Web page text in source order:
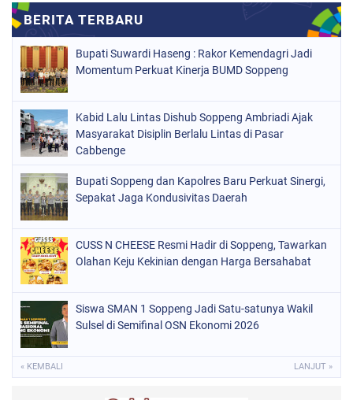
(147)
NASIONAL (1021)
ORGANISASI
PERISTIWA
POLITIK (220)
POLRI
SOPPENG (1889)
SULSEL
Bupati Suwardi Haseng : Rakor Kemendagri Jadi
Momentum Perkuat Kinerja BUMD Soppeng
Kabid Lalu Lintas Dishub Soppeng Ambriadi Ajak
Masyarakat Disiplin Berlalu Lintas di Pasar
Cabbenge
Bupati Soppeng dan Kapolres Baru Perkuat Sinergi,
Sepakat Jaga Kondusivitas Daerah
CUSS N CHEESE Resmi Hadir di Soppeng, Tawarkan
Olahan Keju Kekinian dengan Harga Bersahabat
Siswa SMAN 1 Soppeng Jadi Satu-satunya Wakil
Sulsel di Semifinal OSN Ekonomi 2026
« KEMBALI LANJUT »